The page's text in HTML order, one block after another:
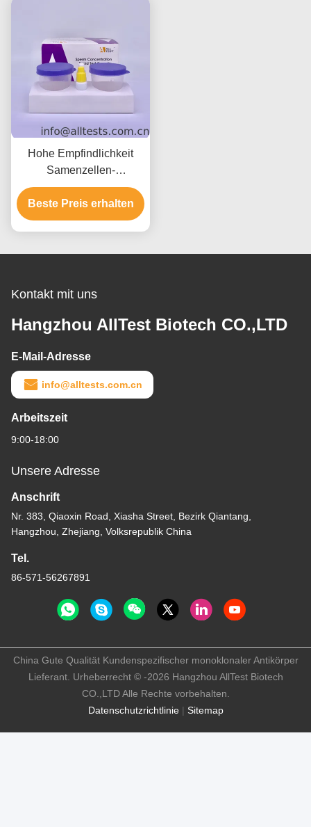
Hohe Empfindlichkeit
Samenzellen-
Konzentrations-schnelle
Test-Kassetten-Sicherheit
Beste Preis erhalten
Kontakt mit uns
Hangzhou AllTest Biotech CO.,LTD
E-Mail-Adresse
info@alltests.com.cn
Arbeitszeit
9:00-18:00
Unsere Adresse
Anschrift
Nr. 383, Qiaoxin Road, Xiasha Street, Bezirk Qiantang,
Hangzhou, Zhejiang, Volksrepublik China
Tel.
86-571-56267891
Datenschutzrichtlinie| Sitemap
China Gute Qualität Kundenspezifischer monoklonaler Antikörper
Lieferant. Urheberrecht © -2026 Hangzhou AllTest Biotech
CO.,LTD Alle Rechte vorbehalten.